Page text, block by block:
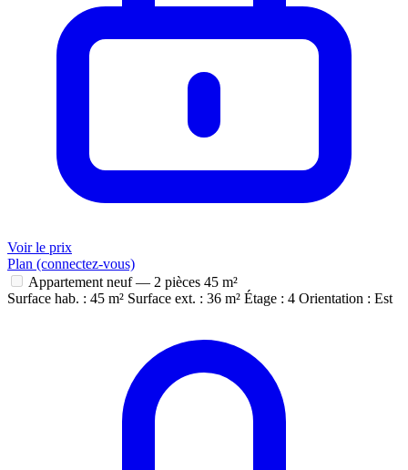
Voir le prix
Plan (connectez-vous)
Appartement neuf — 2 pièces 45 m²
Surface hab. : 45 m² Surface ext. : 36 m² Étage : 4 Orientation : Est